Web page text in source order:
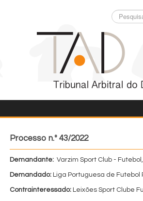
Pesquisa...
Processo n.º 43/2022
Demandante: Varzim Sport Club - Futebol,
Demandado: Liga Portuguesa de Futebol
Contrainteressado: Leixões Sport Clube